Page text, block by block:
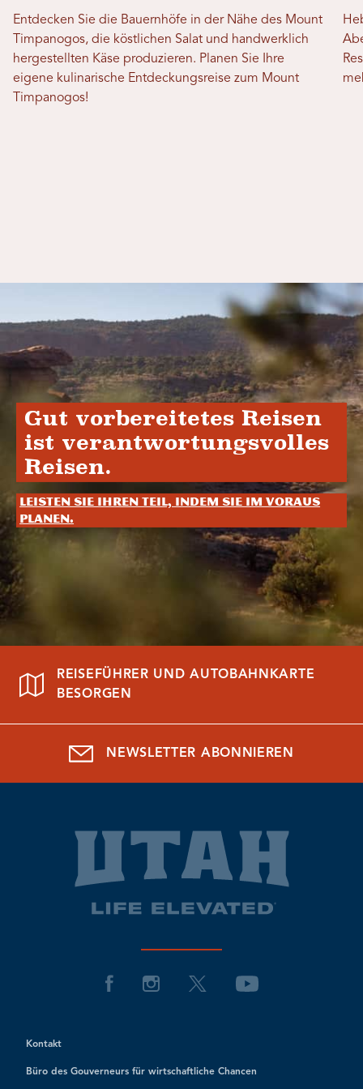
Entdecken Sie die Bauernhöfe in der Nähe des Mount
Timpanogos, die köstlichen Salat und handwerklich
hergestellten Käse produzieren. Planen Sie Ihre
eigene kulinarische Entdeckungsreise zum Mount
Timpanogos!
Gut vorbereitetes Reisen
ist verantwortungsvolles
Reisen.
Leisten Sie Ihren Teil, indem Sie im Voraus
planen.
REISEFÜHRER UND AUTOBAHNKARTE
BESORGEN
NEWSLETTER ABONNIEREN
Kontakt
Büro des Gouverneurs für wirtschaftliche Chancen